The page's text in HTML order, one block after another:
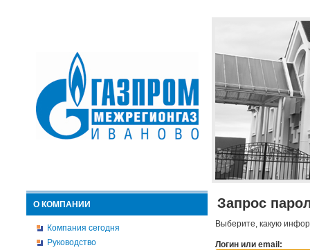
О КОМПАНИИ
Компания сегодня
Руководство
Запрос
Выберите, какую
Логин или email: